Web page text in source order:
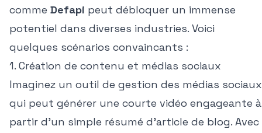
comme Defapi peut débloquer un immense
potentiel dans diverses industries. Voici
quelques scénarios convaincants :
1. Création de contenu et médias sociaux
Imaginez un outil de gestion des médias sociaux
qui peut générer une courte vidéo engageante à
partir d'un simple résumé d'article de blog. Avec